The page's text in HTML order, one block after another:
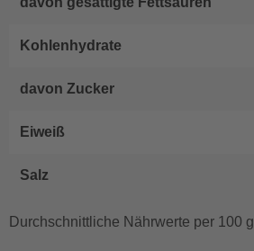
Kohlenhydrate
davon Zucker
Eiweiß
Salz
Durchschnittliche Nährwerte per 100 g